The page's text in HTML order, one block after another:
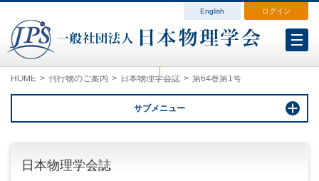
ログイン
English
会員各種変更 会費案内
ログイン（マイページ）
HOME 刊行物のご案内 日本物理学会誌 第64巻第1号
サブメニュー
日本物理学会誌